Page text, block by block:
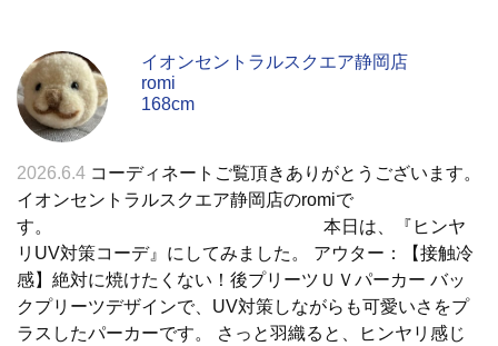
イオンセントラルスクエア静岡店
romi
168cm
2026.6.4 コーディネートご覧頂きありがとうございます。
イオンセントラルスクエア静岡店のromiで
す。 本日は、『ヒンヤ
リUV対策コーデ』にしてみました。 アウター：【接触冷
感】絶対に焼けたくない！後プリーツＵＶパーカー バッ
クプリーツデザインで、UV対策しながらも可愛いさをプ
ラスしたパーカーです。 さっと羽織ると、ヒンヤリ感じ